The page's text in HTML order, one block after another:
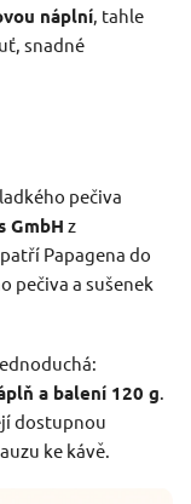
náplní , tahle
snadné
pečiva
GmbH z
Papagena do
pečiva a sušenek
a balení 120 g.
dostupnou
ke kávě.